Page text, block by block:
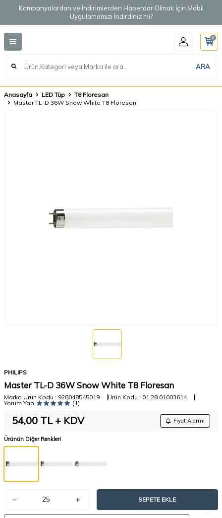
Kampanyalardan ve İndirimlerden Haberdar Olmak İçin Mobil
Uygulamamızı İndirdiniz mi?
ARA
0
Anasayfa LED Tüp
T8 Floresan
Master TL-D 36W Snow White T8 Floresan
PHILIPS
Master TL-D 36W Snow White T8 Floresan
Marka Ürün Kodu : 928048545019 Ürün Kodu : 01.28.01003614
Yorum Yap
(1)
54,00 TL + KDV Fiyat Alarmı
Ürünün Diğer Renkleri
SEPETE EKLE